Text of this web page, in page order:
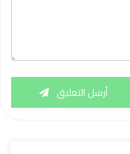
أرسل التعليق